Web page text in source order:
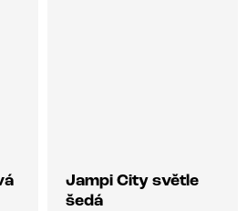
Jampi City světle
šedá